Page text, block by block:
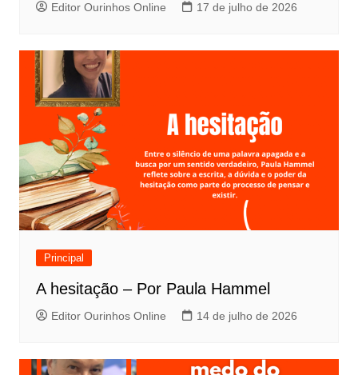
Editor Ourinhos Online 17 de julho de 2026
Principal
A hesitação – Por Paula Hammel
Editor Ourinhos Online 14 de julho de 2026